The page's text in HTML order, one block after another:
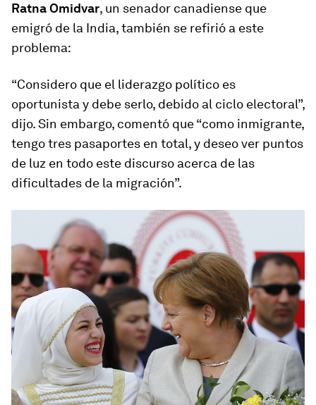
Ratna Omidvar, un senador canadiense que
emigró de la India, también se refirió a este
problema:
“Considero que el liderazgo político es
oportunista y debe serlo, debido al ciclo electoral”,
dijo. Sin embargo, comentó que “como inmigrante,
tengo tres pasaportes en total, y deseo ver puntos
de luz en todo este discurso acerca de las
dificultades de la migración”.